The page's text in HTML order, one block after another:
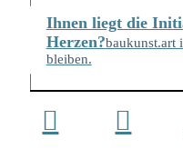
Ihnen liegt die
Herzen?baukunst.art
bleiben.